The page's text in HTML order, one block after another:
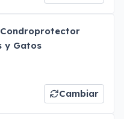
y Gatos
Cambiar